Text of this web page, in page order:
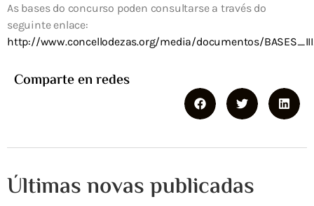
As bases do concurso poden consultarse a través do
seguinte enlace:
http://www.concellodezas.org/media/documentos/
Comparte en redes
Últimas novas publicadas